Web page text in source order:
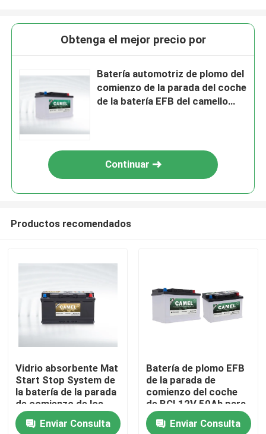
Hogar
Productos
Sobre nosotros
Obtenga el mejor precio por
Batería automotriz de plomo del
comienzo de la parada del coche
de la batería EFB del camello
Continuar
Productos recomendados
Vidrio absorbente Mat
Start Stop System de
la batería de la parada
de comienzo de los
vehículos 12V 80ah
Enviar Consulta
Batería de plomo EFB
de la parada de
comienzo del coche
de BCI 12V 50Ah para
los vehículos
Enviar Consulta